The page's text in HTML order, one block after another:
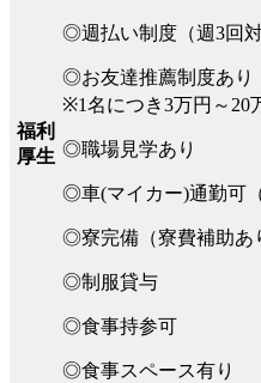
福利
厚生
◎週払い制度（週3回対
◎お友達推薦制度あり
※1名につき3万円～20
◎職場見学あり
◎車(マイカー)通勤可
◎寮完備（寮費補助あ
◎制服貸与
◎食事持参可
◎食事スペース有り